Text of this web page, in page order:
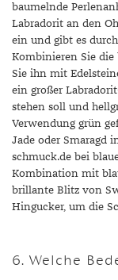
baumelnde
Labradorit an den
ein und gibt es
Kombinieren Sie die
Sie ihn mit
ein großer
stehen soll und
Verwendung grün
Jade oder Smaragd
schmuck.de bei
Kombination mit
brillante Blitz von
Hingucker, um die
6. Welche